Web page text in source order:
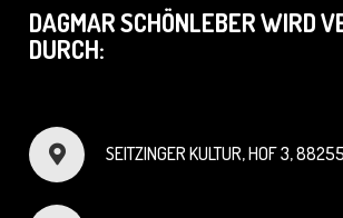
DAGMAR SCHÖNLEBER WIRD
DURCH:
SEITZINGER KULTUR, HOF 3,